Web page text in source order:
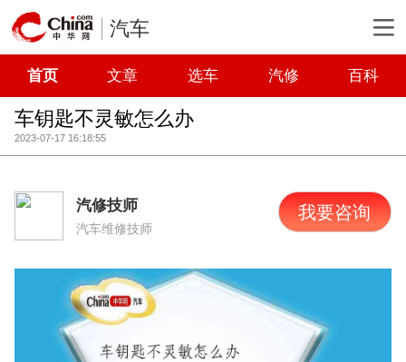
汽车
首页 文章 选车 汽修 百科
车钥匙不灵敏怎么办
2023-07-17 16:18:55
汽修技师
汽车维修技师
我要咨询